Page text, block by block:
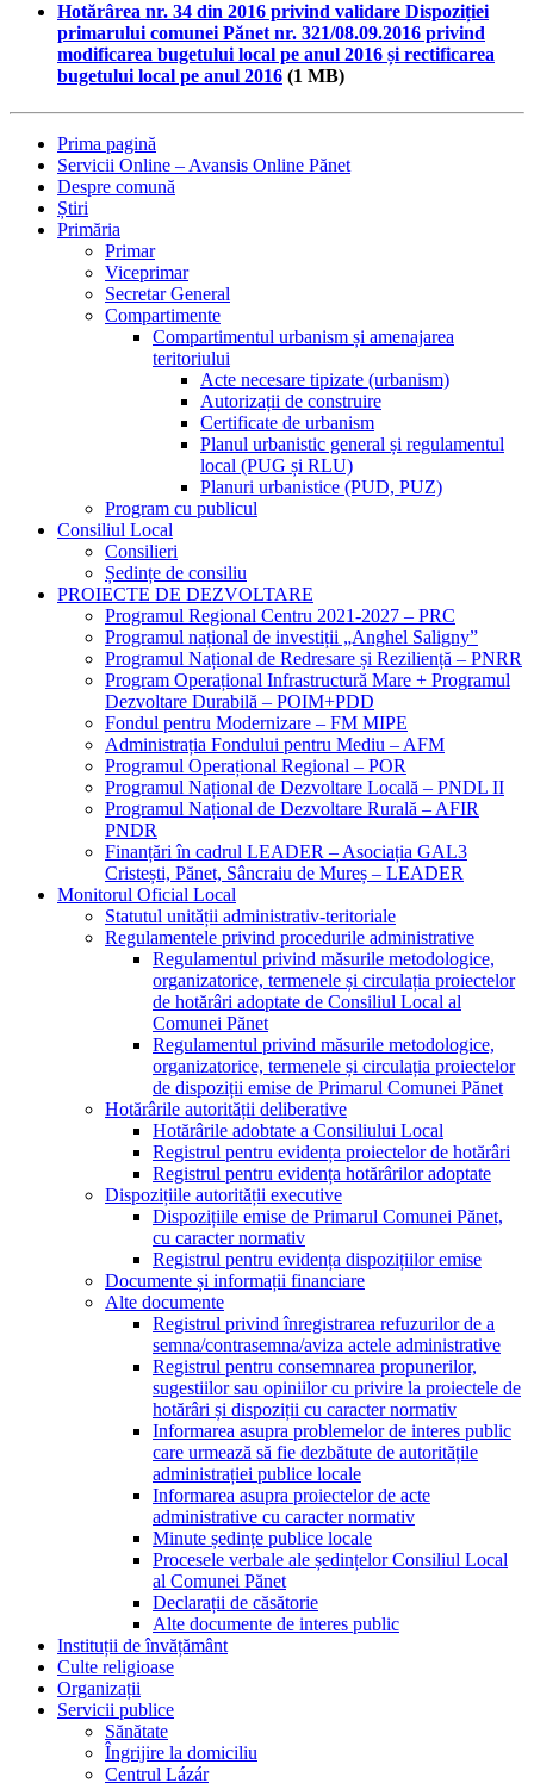
Hotărârea nr. 34 din 2016 privind validare Dispoziției
primarului comunei Pănet nr. 321/08.09.2016 privind
modificarea bugetului local pe anul 2016 și rectificarea
bugetului local pe anul 2016 (1 MB)
Prima pagină
Servicii Online – Avansis Online Pănet
Despre comună
Știri
Primăria
Primar
Viceprimar
Secretar General
Compartimente
Compartimentul urbanism și amenajarea
teritoriului
Acte necesare tipizate (urbanism)
Autorizații de construire
Certificate de urbanism
Planul urbanistic general și regulamentul
local (PUG și RLU)
Planuri urbanistice (PUD, PUZ)
Program cu publicul
Consiliul Local
Consilieri
Ședințe de consiliu
PROIECTE DE DEZVOLTARE
Programul Regional Centru 2021-2027 – PRC
Programul național de investiții „Anghel Saligny”
Programul Național de Redresare și Reziliență – PNRR
Program Operațional Infrastructură Mare + Programul
Dezvoltare Durabilă – POIM+PDD
Fondul pentru Modernizare – FM MIPE
Administrația Fondului pentru Mediu – AFM
Programul Operațional Regional – POR
Programul Național de Dezvoltare Locală – PNDL II
Programul Național de Dezvoltare Rurală – AFIR
PNDR
Finanțări în cadrul LEADER – Asociația GAL3
Cristești, Pănet, Sâncraiu de Mureș – LEADER
Monitorul Oficial Local
Statutul unității administrativ-teritoriale
Regulamentele privind procedurile administrative
Regulamentul privind măsurile metodologice,
organizatorice, termenele și circulația proiectelor
de hotărâri adoptate de Consiliul Local al
Comunei Pănet
Regulamentul privind măsurile metodologice,
organizatorice, termenele și circulația proiectelor
de dispoziții emise de Primarul Comunei Pănet
Hotărârile autorității deliberative
Hotărârile adobtate a Consiliului Local
Registrul pentru evidența proiectelor de hotărâri
Registrul pentru evidența hotărârilor adoptate
Dispozițiile autorității executive
Dispozițiile emise de Primarul Comunei Pănet,
cu caracter normativ
Registrul pentru evidența dispozițiilor emise
Documente și informații financiare
Alte documente
Registrul privind înregistrarea refuzurilor de a
semna/contrasemna/aviza actele administrative
Registrul pentru consemnarea propunerilor,
sugestiilor sau opiniilor cu privire la proiectele de
hotărâri și dispoziții cu caracter normativ
Informarea asupra problemelor de interes public
care urmează să fie dezbătute de autoritățile
administrației publice locale
Informarea asupra proiectelor de acte
administrative cu caracter normativ
Minute ședințe publice locale
Procesele verbale ale ședințelor Consiliul Local
al Comunei Pănet
Declarații de căsătorie
Alte documente de interes public
Instituții de învățământ
Culte religioase
Organizații
Servicii publice
Sănătate
Îngrijire la domiciliu
Centrul Lázár